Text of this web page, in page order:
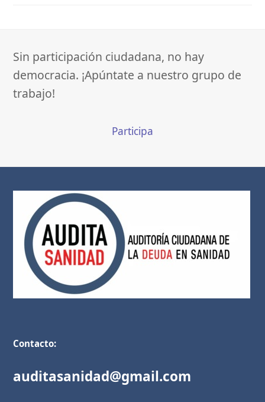
Sin participación ciudadana, no hay
democracia. ¡Apúntate a nuestro grupo de
trabajo!
Participa
Contacto:
auditasanidad@gmail.com